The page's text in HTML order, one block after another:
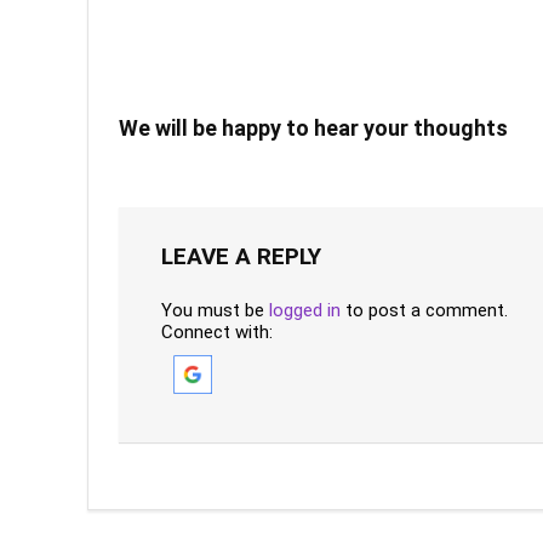
We will be happy to hear your thoughts
LEAVE A REPLY
You must be logged in to post a comment.
Connect with: